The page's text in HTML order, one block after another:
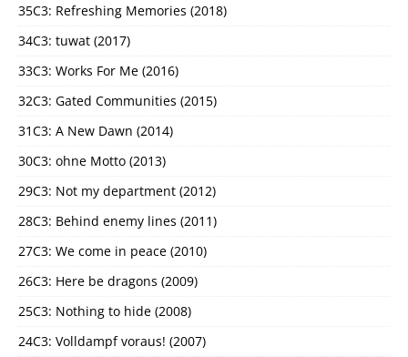
35C3: Refreshing Memories (2018)
34C3: tuwat (2017)
33C3: Works For Me (2016)
32C3: Gated Communities (2015)
31C3: A New Dawn (2014)
30C3: ohne Motto (2013)
29C3: Not my department (2012)
28C3: Behind enemy lines (2011)
27C3: We come in peace (2010)
26C3: Here be dragons (2009)
25C3: Nothing to hide (2008)
24C3: Volldampf voraus! (2007)